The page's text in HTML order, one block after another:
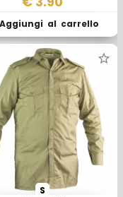
Scelta
S